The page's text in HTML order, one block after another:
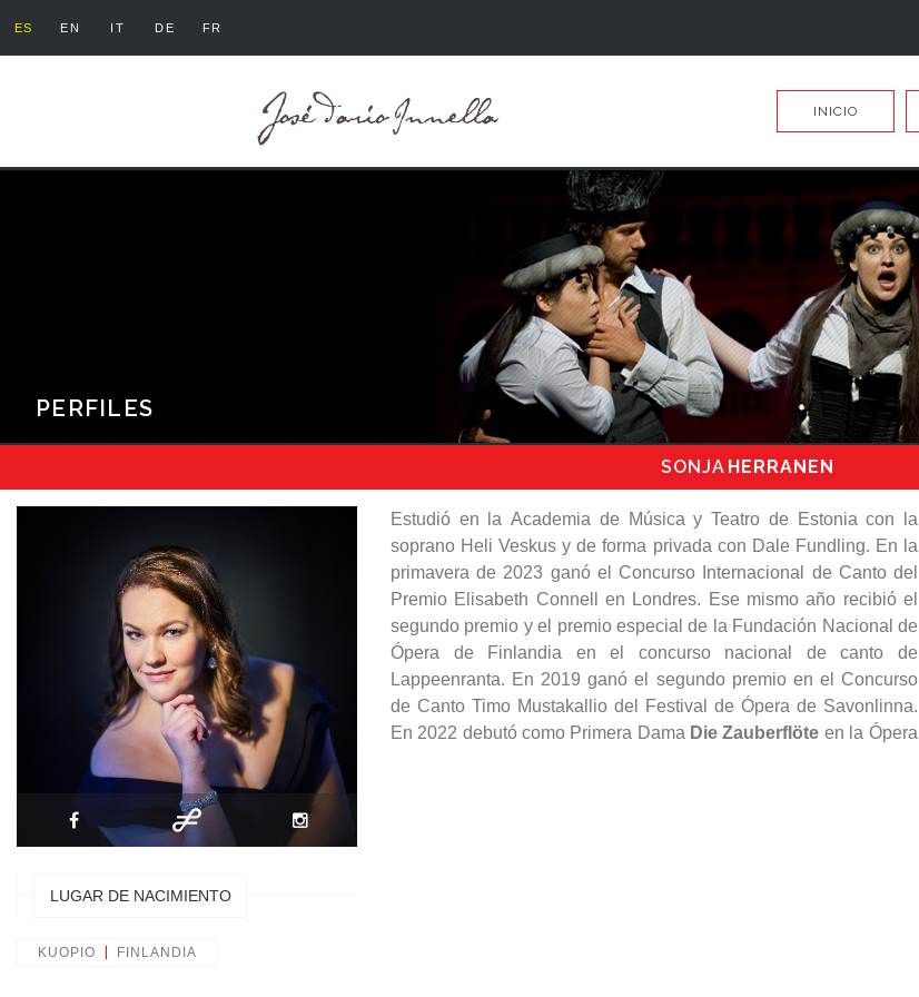
ES EN IT DE FR
INICIO
PERFILES
SONJA HERRANEN
LUGAR DE NACIMIENTO
KUOPIO FINLANDIA
Estudió en la Academia de Música y Teatro de Estonia con la
soprano Heli Veskus y de forma privada con Dale Fundling. En la
primavera de 2023 ganó el Concurso Internacional de Canto del
Premio Elisabeth Connell en Londres. Ese mismo año recibió el
segundo premio y el premio especial de la Fundación Nacional de
Ópera de Finlandia en el concurso nacional de canto de
Lappeenranta. En 2019 ganó el segundo premio en el Concurso
de Canto Timo Mustakallio del Festival de Ópera de Savonlinna.
En 2022 debutó como Primera Dama Die Zauberflöte en la Ópera